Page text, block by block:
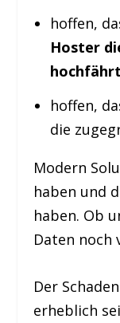
hoffen,
Hoster
hochfährt
hoffen,
die
Modern
haben und
haben. Ob
Daten noch
Der
erheblich